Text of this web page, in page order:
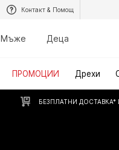
Контакт & Помощ
Мъже Деца
ПРОМОЦИИ Дрехи
БЕЗПЛАТНИ ДОСТАВКА*